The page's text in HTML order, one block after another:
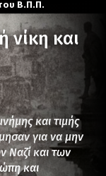
του Β.Π.Π.
νίκη και
και τιμής
για να μην
Ναζί και των
και